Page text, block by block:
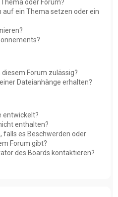
oder Forum?
auf ein Thema setzen oder ein
Forum zulässig?
Dateianhänge erhalten?
entwickelt?
enthalten?
falls es Beschwerden oder
Forum gibt?
des Boards kontaktieren?